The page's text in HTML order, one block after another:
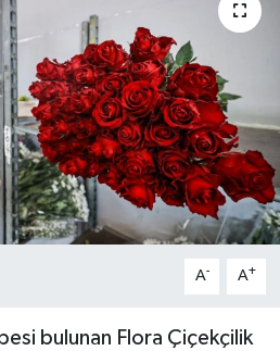
A- A+
bulunan Flora Çiçekçilik